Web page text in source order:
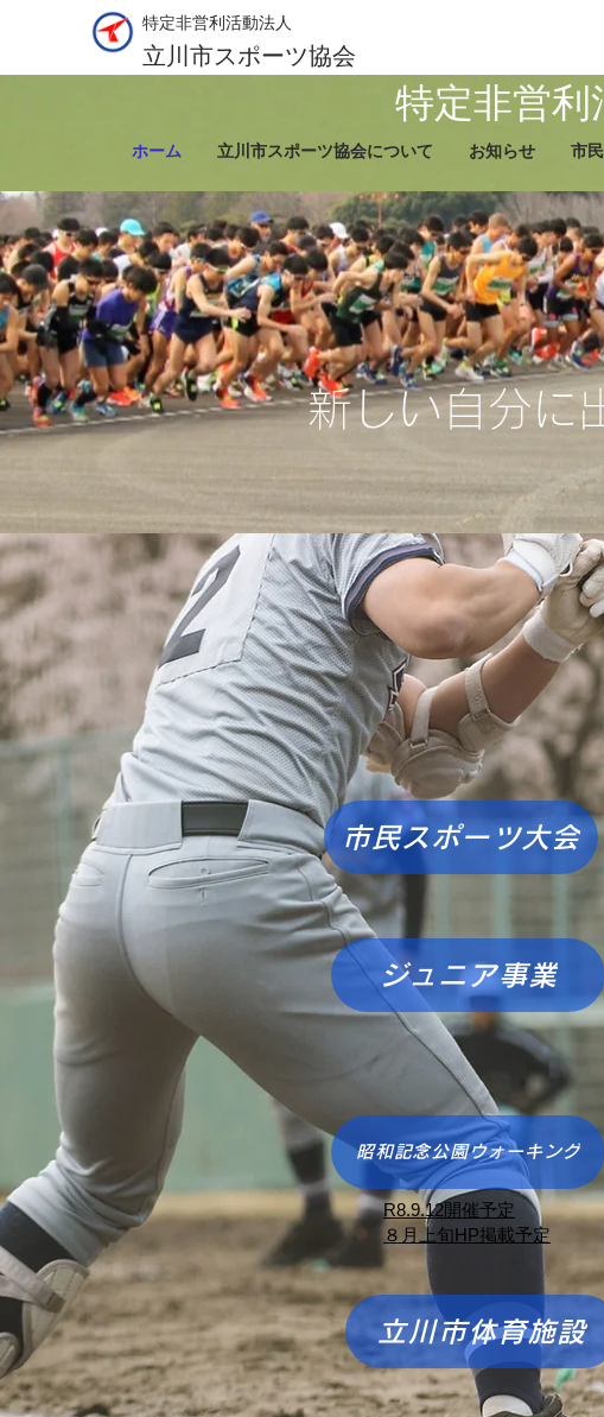
​特定非営利活動法人
立川市スポーツ協会
特定非営
ホーム 立川市スポーツ協会について お知らせ 市
新しい自分に
市民スポーツ大会
ジュニア事業
昭和記念公園ウォーキング
​R8.9.12開催予定
​８月上旬HP掲載予定
立川市体育施設